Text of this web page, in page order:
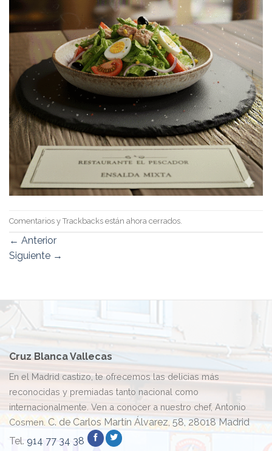
Comentarios y Trackbacks están ahora cerrados.
← Anterior
Siguiente →
Cruz Blanca Vallecas
En el Madrid castizo, te ofrecemos las delicias más
reconocidas y premiadas tanto nacional como
internacionalmente. Ven a conocer a nuestro chef, Antonio
Cosmen. C. de Carlos Martín Álvarez, 58, 28018 Madrid
Tel. 914 77 34 38